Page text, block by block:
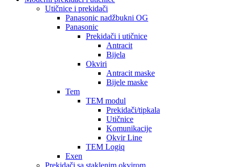
Utičnice i prekidači
Panasonic nadžbukni OG
Panasonic
Prekidači i utičnice
Antracit
Bijela
Okviri
Antracit maske
Bijele maske
Tem
TEM modul
Prekidači/tipkala
Utičnice
Komunikacije
Okvir Line
TEM Logiq
Exen
Prekidači sa staklenim okvirom